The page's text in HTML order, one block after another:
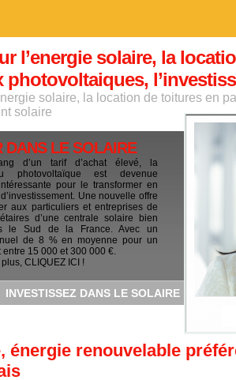
l’energie solaire, la
photovoltaiques,
solaire, la location de toitures en
solaire
DANS LE SOLAIRE
d’un tarif d’achat élevé, la
photovoltaïque est devenue
pour le transformer en
Une nouvelle offre
aux particuliers et entreprises de
d’une centrale solaire bien
le Sud de la France. Avec un
de 8 % en moyenne pour un
entre 15 000 et 300 000 €.
CLIQUEZ ICI !
INVESTISSEZ DANS LE SOLAIRE
énergie renouvelable